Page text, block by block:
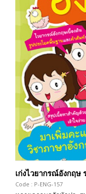
เก่งไวยากรณ์อังกฤษ
Code : P-ENG-157